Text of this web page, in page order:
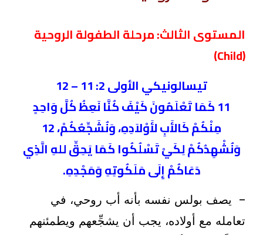
المستوى الثالث: مرحلة الطفولة الروحية
(
Child
)
تيسالونيكي الأولى 2: 11 – 12
11 كَمَا تَعْلَمُونَ كَيْفَ كُنَّا نَعِظُ كُلَّ وَاحِدٍ
مِنْكُمْ كَالأَبِ لأَوْلاَدِهِ، وَنُشَجِّعُكُمْ، 12
وَنُشْهِدُكُمْ لِكَيْ تَسْلُكُوا كَمَا يَحِقِّ للهِ الَّذِي
دَعَاكُمْ إِلَى مَلَكُوتِهِ وَمَجْدِهِ.
– يصف بولس نفسه بأنه أب روحي، في
تعامله مع أولاده، يجب أن يشجِّعهم ويطمئنهم